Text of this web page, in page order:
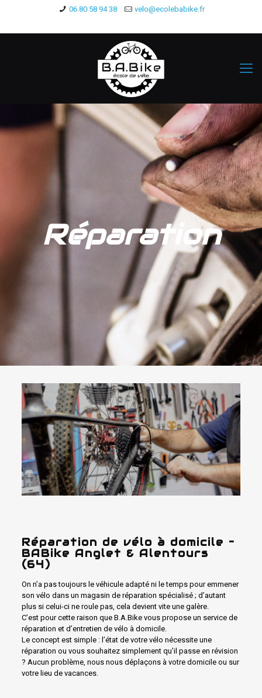
06 80 58 94 38 velo@ecolebabike.fr
Réparation
Réparation de vélo à domicile –
BABike Anglet & Alentours
(64)
On n’a pas toujours le véhicule adapté ni le temps pour emmener
son vélo dans un magasin de réparation spécialisé ; d’autant
plus si celui-ci ne roule pas, cela devient vite une galère.
C’est pourcette raison que B.A.Bike vouspropose un service de
réparation et d’entretien de vélo à domicile.
Le concept est simple : l’état de votre vélo nécessite une
réparation ou vous souhaitez simplement qu’il passe en révision
? Aucun problème, nous nous déplaçons à votre domicile ou sur
votre lieu de vacances.